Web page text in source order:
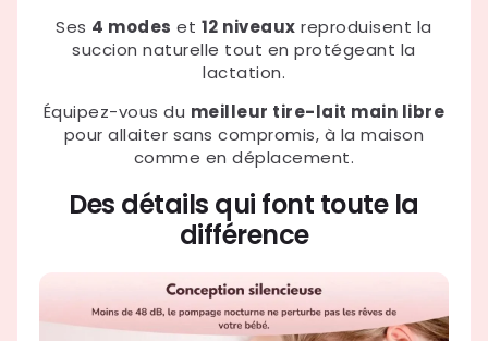
Ses 4 modes et 12 niveaux reproduisent la
succion naturelle tout en protégeant la
lactation.
Équipez-vous du meilleur tire-lait main libre
pour allaiter sans compromis, à la maison
comme en déplacement.
Des détails qui font toute la
différence